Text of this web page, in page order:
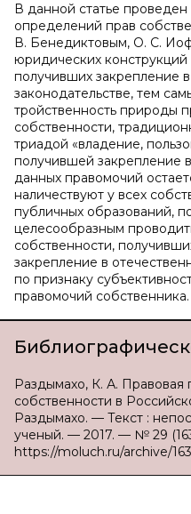
В данной статье проведен
определений прав
В. Бенедиктовым, О. С.
юридических конструкций
получивших закрепление
законодательстве, тем
тройственность природы
собственности,
триадой «владение,
получившей закрепление
данных правомочий
наличествуют у всех
публичных образований,
целесообразным
собственности,
закрепление в
по признаку
правомочий собственника.
Раздымахо, К. А.
собственности в
Раздымахо. — Текст :
ученый. — 2017. — № 29
https://moluch.ru/archive/